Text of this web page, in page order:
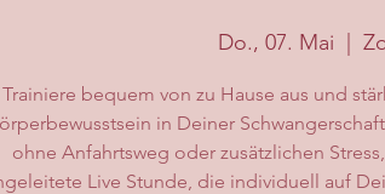
Do., 07. Mai
Trainiere bequem von zu Hause aus und
in Deiner
ohne Anfahrtsweg oder zusätzlichen
Live Stunde, die individuell auf